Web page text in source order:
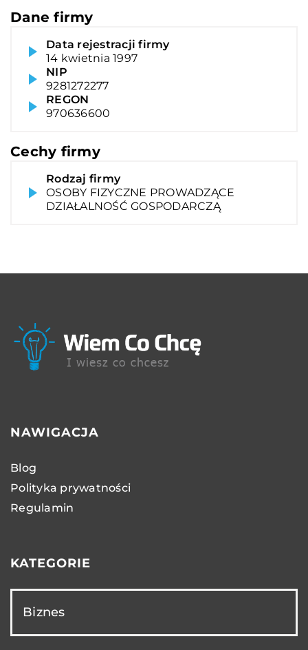
Dane firmy
Data rejestracji firmy
14 kwietnia 1997
NIP
9281272277
REGON
970636600
Cechy firmy
Rodzaj firmy
OSOBY FIZYCZNE PROWADZĄCE
DZIAŁALNOŚĆ GOSPODARCZĄ
NAWIGACJA
Blog
Polityka prywatności
Regulamin
KATEGORIE
Biznes